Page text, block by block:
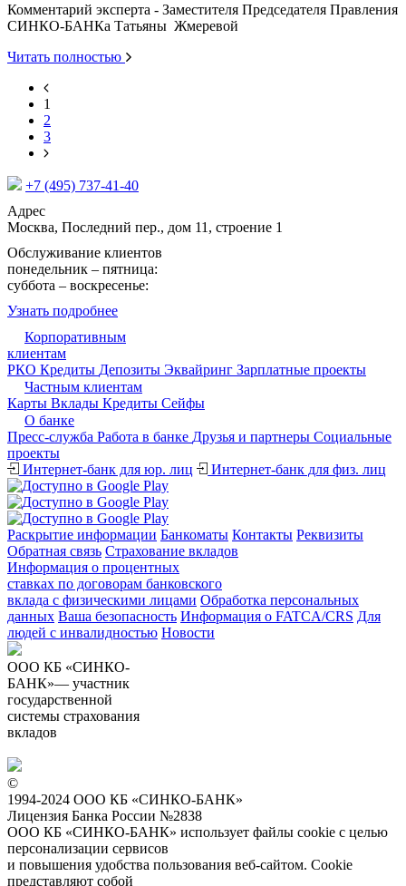
Комментарий эксперта - Заместителя Председателя Правления
СИНКО-БАНКа Татьяны Жмеревой
Читать полностью
1
2
3
+7 (495) 737-41-40
Адрес
Москва, Последний пер., дом 11, строение 1
Обслуживание клиентов
понедельник – пятница:
суббота – воскресенье:
Узнать подробнее
Корпоративным
клиентам
РКО Кредиты Депозиты Эквайринг Зарплатные проекты
Частным клиентам
Карты Вклады Кредиты Сейфы
О банке
Пресс-служба Работа в банке Друзья и партнеры Cоциальные
проекты
Интернет-банк для юр. лиц
Интернет-банк для физ. лиц
Раскрытие информации Банкоматы Контакты Реквизиты
Обратная связь Страхование вкладов
Информация о процентных
ставках по договорам банковского
вклада с физическими лицами Обработка персональных
данных Ваша безопасность Информация о FATCA/CRS Для
людей с инвалидностью Новости
ООО КБ «СИНКО-
БАНК»— участник
государственной
системы страхования
вкладов
©
1994-2024 ООО КБ «СИНКО-БАНК»
Лицензия Банка России №2838
ООО КБ «СИНКО-БАНК» использует файлы cookie с целью
персонализации сервисов
и повышения удобства пользования веб-сайтом. Cookie
представляют собой